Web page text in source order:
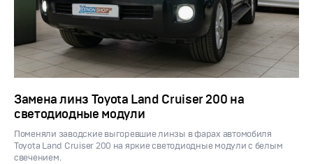
Замена линз Toyota Land Cruiser 200 на
светодиодные модули
Поменяли заводские выгоревшие линзы в фарах автомобиля
Toyota Land Cruiser 200 на яркие светодиодные модули с белым
свечением.